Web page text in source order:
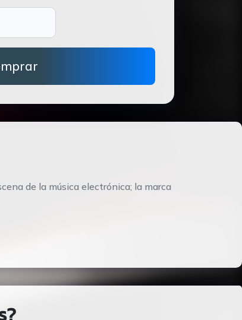
de la música electrónica; la marca